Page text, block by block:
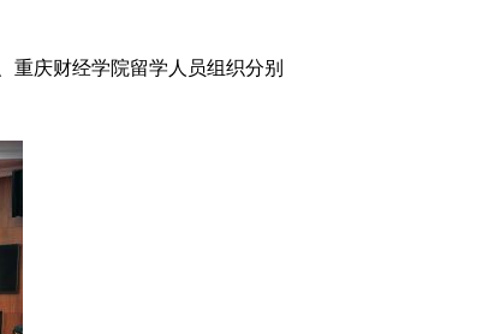
庆财经学院留学人员组织分别